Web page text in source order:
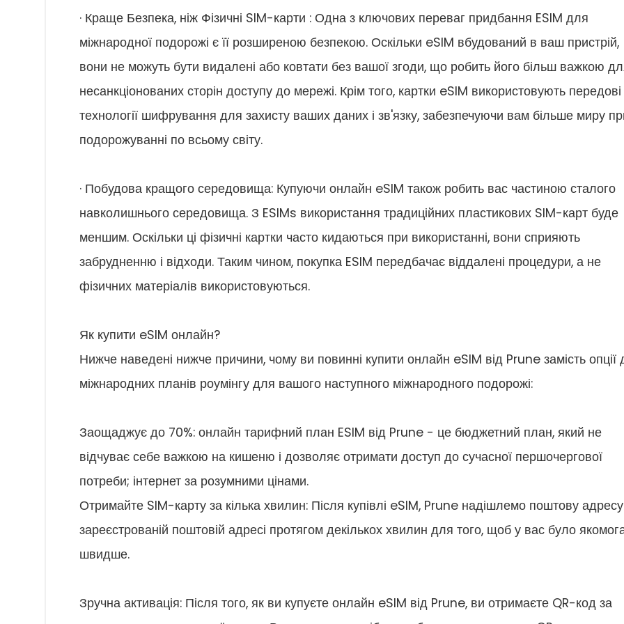
· Краще Безпека, ніж Фізичні SIM-карти : Одна з ключових переваг придбання ESIM для
міжнародної подорожі є її розширеною безпекою. Оскільки eSIM вбудований в ваш пристрій,
вони не можуть бути видалені або ковтати без вашої згоди, що робить його більш важкою
несанкціонованих сторін доступу до мережі. Крім того, картки eSIM використовують передові
технології шифрування для захисту ваших даних і зв'язку, забезпечуючи вам більше миру
подорожуванні по всьому світу.
· Побудова кращого середовища: Купуючи онлайн eSIM також робить вас частиною сталого
навколишнього середовища. З ESIMs використання традиційних пластикових SIM-карт буде
меншим. Оскільки ці фізичні картки часто кидаються при використанні, вони сприяють
забрудненню і відходи. Таким чином, покупка ESIM передбачає віддалені процедури, а не
фізичних матеріалів використовуються.
Як купити eSIM онлайн?
Нижче наведені нижче причини, чому ви повинні купити онлайн eSIM від Prune замість опції
міжнародних планів роумінгу для вашого наступного міжнародного подорожі:
Заощаджує до 70%: онлайн тарифний план ESIM від Prune - це бюджетний план, який не
відчуває себе важкою на кишеню і дозволяє отримати доступ до сучасної першочергової
потреби; інтернет за розумними цінами.
Отримайте SIM-карту за кілька хвилин: Після купівлі eSIM, Prune надішлемо поштову
зареєстрованій поштовій адресі протягом декількох хвилин для того, щоб у вас було
швидше.
Зручна активація: Після того, як ви купуєте онлайн eSIM від Prune, ви отримаєте QR-код за